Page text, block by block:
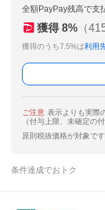
全額PayPay残高で支
獲得 8% （
獲得のうち7.5%は利用
ご注意 表示よりも実際
（付与上限、未確定の付
原則税抜価格が対象で
条件達成でおトク